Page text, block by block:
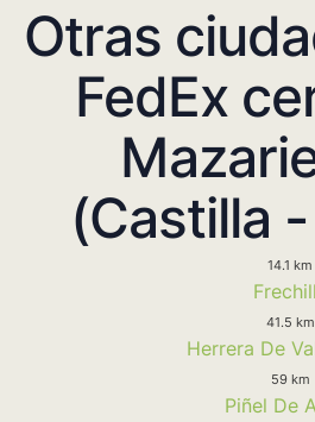
Otras
FedEx
(Castilla
14.1 km
41.5 km
Herrera De
59 km
Piñel De